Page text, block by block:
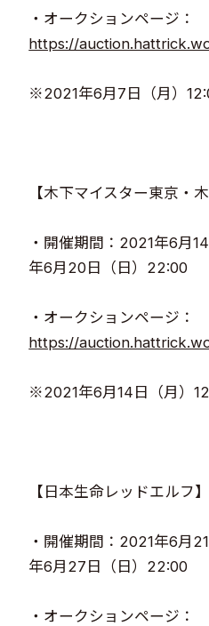
・オークションページ：
https://
※2021年6月7日（月）
【木下マイスター東京・
・開催期間：2021年6月
年6月20日（日）22:00​​
・オークションページ：
https://
※2021年6月14日（月）
【日本生命レッドエルフ】​
・開催期間：2021年6月
年6月27日（日）22:00​​
・オークションページ：